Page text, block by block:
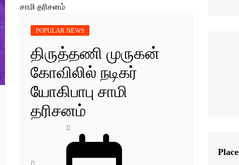
POPULAR NEWS
திருத்தணி முருகன்
கோவிலில் நடிகர்
யோகிபாபு சாமி
தரிசனம்